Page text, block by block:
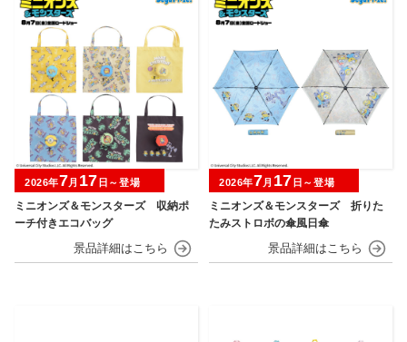
ミニオンズ＆モンスターズ 収納ポ
ーチ付きエコバッグ
2026年7月 17 日～登場
ミニオンズ＆モンスターズ 折りた
たみストロボの傘風日傘
2026年7月 17 日～登場